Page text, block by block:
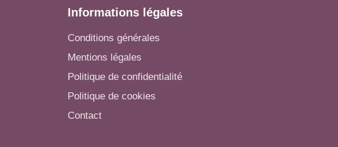
Informations légales
Conditions générales
Mentions légales
Politique de confidentialité
Politique de cookies
Contact